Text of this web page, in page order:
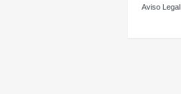
Aviso Legal